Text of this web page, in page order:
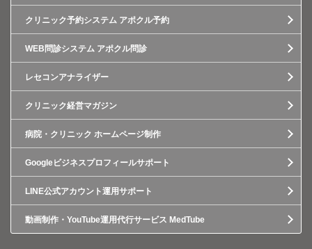
クリニック予約システム アポクル予約
WEB問診システム アポクル問診
レセコンアナライザー
クリニック経営マガジン
病院・クリニック ホームページ制作
Googleビジネスプロフィールサポート
LINE公式アカウント運用サポート
動画制作・YouTube運用代行サービス MedTube